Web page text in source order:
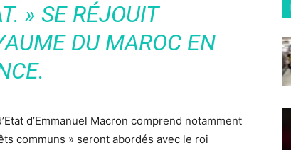
» SE RÉJOUIT
DU MAROC EN
d’Emmanuel Macron comprend notamment
communs » seront abordés avec le roi